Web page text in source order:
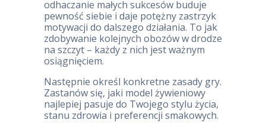
odhaczanie małych sukcesów buduje
pewność siebie i daje potężny zastrzyk
motywacji do dalszego działania. To jak
zdobywanie kolejnych obozów w drodze
na szczyt – każdy z nich jest ważnym
osiągnięciem.
Następnie określ konkretne zasady gry.
Zastanów się, jaki model żywieniowy
najlepiej pasuje do Twojego stylu życia,
stanu zdrowia i preferencji smakowych.